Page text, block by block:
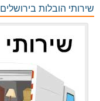
שירותי הובלות בירושלים